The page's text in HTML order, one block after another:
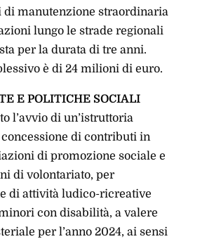
manutenzione straordinaria
lungo le strade regionali
per la durata di tre anni.
è di 24 milioni di euro.
E POLITICHE SOCIALI
l’avvio di un’istruttoria
di contributi in
di promozione sociale e
di volontariato, per
di attività ludico-ricreative
con disabilità, a valere
per l’anno 2024, ai sensi